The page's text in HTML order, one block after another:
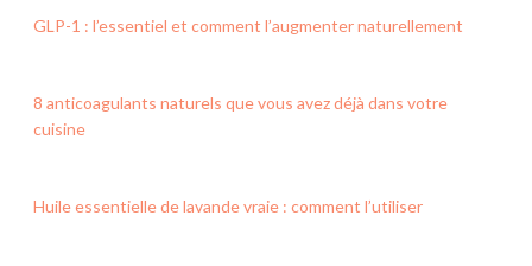
GLP-1 : l’essentiel et comment l’augmenter naturellement
8 anticoagulants naturels que vous avez déjà dans votre
cuisine
Huile essentielle de lavande vraie : comment l’utiliser